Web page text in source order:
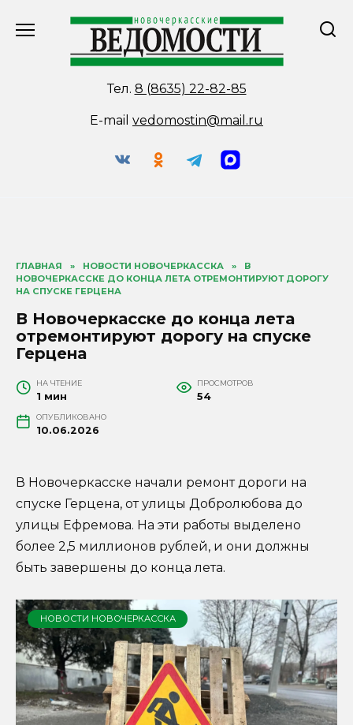
Тел. 8 (8635) 22-82-85
E-mail vedomostin@mail.ru
ГЛАВНАЯ » НОВОСТИ НОВОЧЕРКАССКА »
В
НОВОЧЕРКАССКЕ ДО КОНЦА ЛЕТА ОТРЕМОНТИРУЮТ ДОРОГУ
НА СПУСКЕ ГЕРЦЕНА
В Новочеркасске до конца лета
отремонтируют дорогу на спуске
Герцена
НА ЧТЕНИЕ
1 мин
ПРОСМОТРОВ
54
ОПУБЛИКОВАНО
10.06.2026
В Новочеркасске начали ремонт дороги на
спуске Герцена, от улицы Добролюбова до
улицы Ефремова. На эти работы выделено
более 2,5 миллионов рублей, и они должны
быть завершены до конца лета.
НОВОСТИ НОВОЧЕРКАССКА